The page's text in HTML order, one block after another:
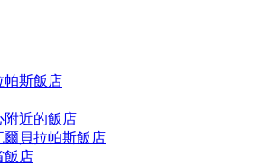
帕斯飯店
附近的飯店
爾貝拉帕斯飯店
飯店